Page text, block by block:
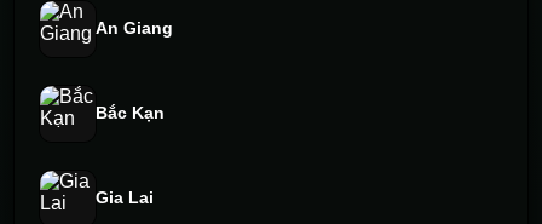
An Giang
Bắc Kạn
Gia Lai